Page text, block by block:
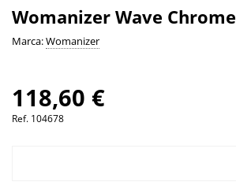
Womanizer Wave Chrome
Marca:Womanizer
118,60 €
Ref. 104678